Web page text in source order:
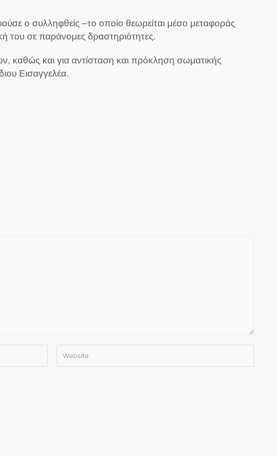
ο συλληφθείς –το οποίο θεωρείται μέσο μεταφοράς
του σε παράνομες δραστηριότητες.
καθώς και για αντίσταση και πρόκληση σωματικής
Εισαγγελέα.